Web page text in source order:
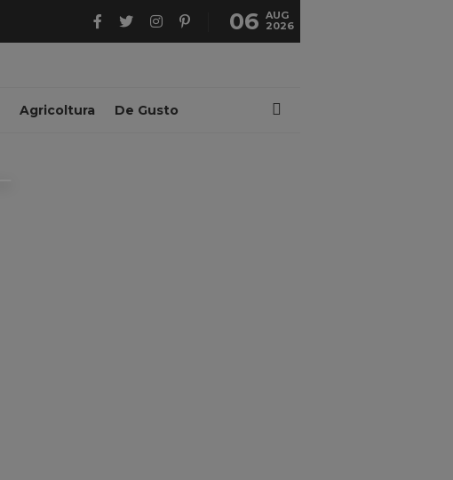
06 AUG
2026
Agricoltura De Gusto